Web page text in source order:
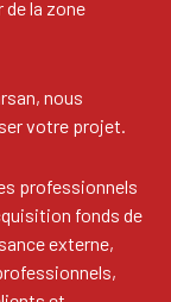
la zone
nous
votre projet.
professionnels
fonds de
externe,